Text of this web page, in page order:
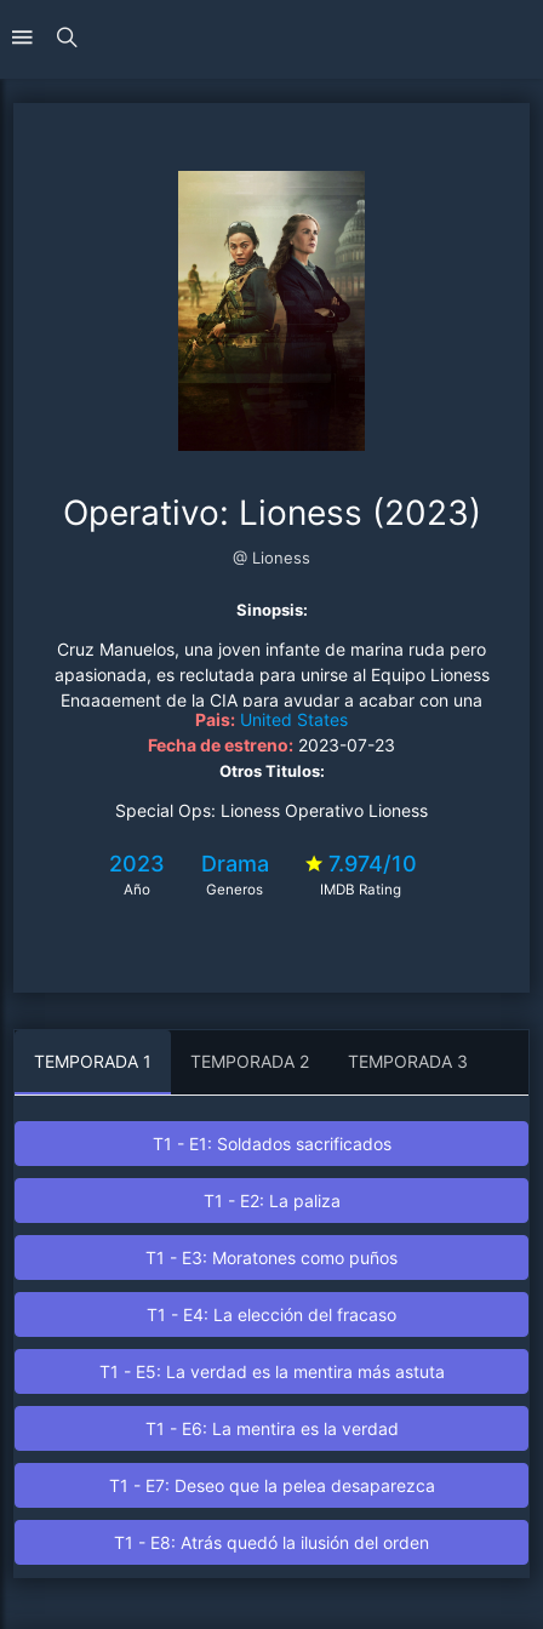
Operativo: Lioness (2023)
@ Lioness
Sinopsis:
Cruz Manuelos, una joven infante de marina ruda pero
apasionada, es reclutada para unirse al Equipo Lioness
Engagement de la CIA para ayudar a acabar con una
organización terrorista desde adentro. Joe, el jefe de
estación del programa Lioness, tiene la tarea de
capacitar, administrar y liderar a sus agentes
encubiertos..
Pais: United States
Fecha de estreno: 2023-07-23
Otros Titulos:
Special Ops: Lioness Operativo Lioness
2023
Año
Drama
Generos
7.974/10
IMDB Rating
TEMPORADA 1 TEMPORADA 2 TEMPORADA 3
T1 - E1: Soldados sacrificados
T1 - E2: La paliza
T1 - E3: Moratones como puños
T1 - E4: La elección del fracaso
T1 - E5: La verdad es la mentira más astuta
T1 - E6: La mentira es la verdad
T1 - E7: Deseo que la pelea desaparezca
T1 - E8: Atrás quedó la ilusión del orden